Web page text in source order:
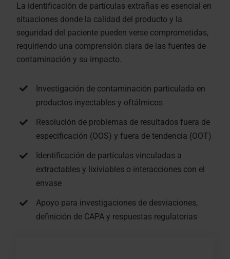
La identificación de partículas extrañas es esencial en
situaciones donde la calidad del producto y la
seguridad del paciente pueden verse comprometidas,
requiriendo una comprensión clara de las fuentes de
contaminación y su impacto.
Investigación de contaminación particulada en
productos inyectables y oftálmicos
Resolución de problemas de resultados fuera de
especificación (OOS) y fuera de tendencia (OOT)
Identificación de partículas vinculadas a
extractables y lixiviables o interacciones con el
envase
Apoyo para investigaciones de desviaciones,
definición de CAPA y respuestas regulatorias